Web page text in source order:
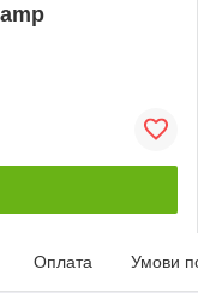
Оплата Умови